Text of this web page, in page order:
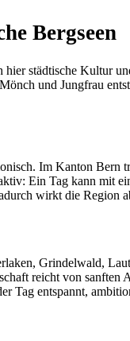
Bergseen
städtische Kultur
und Jungfrau
Im Kanton
Ein Tag kann mit
wirkt die Region
Grindelwald,
reicht von
Tag entspannt,